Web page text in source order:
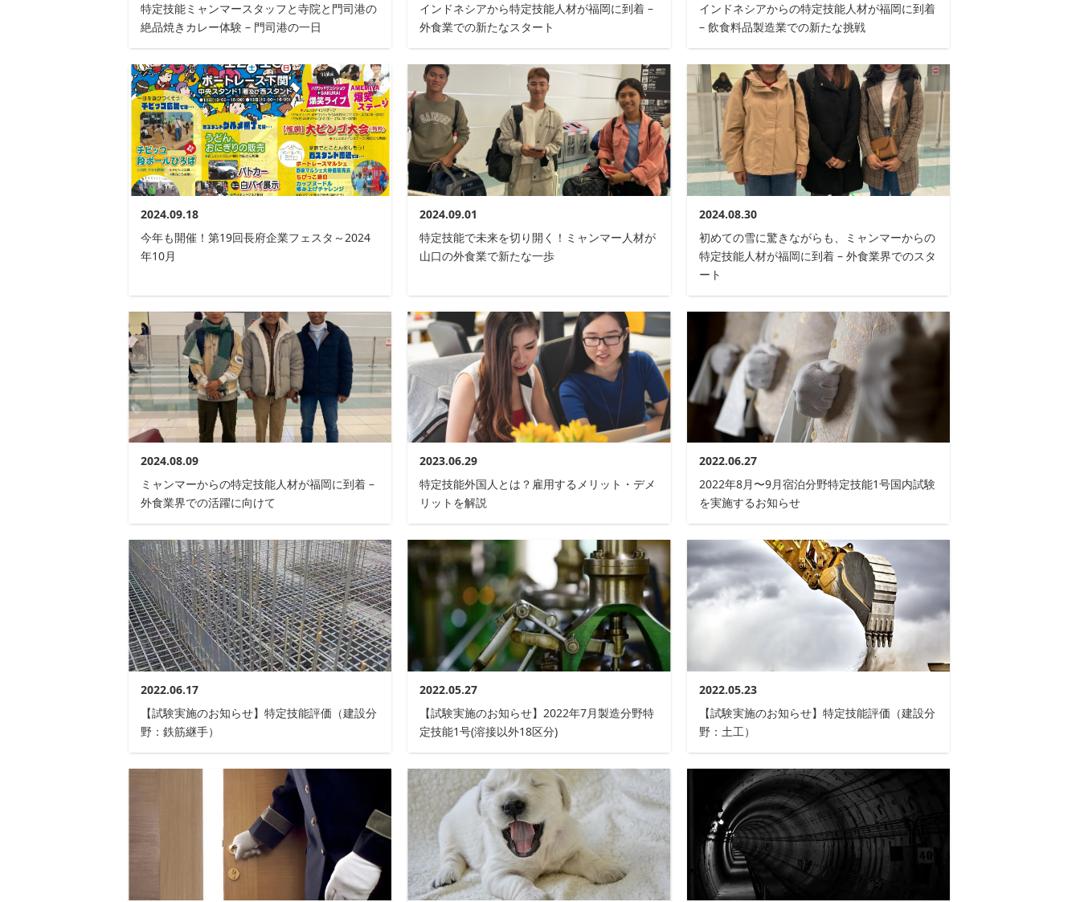
特定技能ミャンマースタッフと寺院と門司港の
絶品焼きカレー体験 – 門司港の一日
インドネシアから特定技能人材が福岡に到着 –
外食業での新たなスタート
インドネシアからの特定技能人材が福岡に到着
– 飲食料品製造業での新たな挑戦
2024.09.18
今年も開催！第19回長府企業フェスタ～2024
年10月
2024.09.01
特定技能で未来を切り開く！ミャンマー人材が
山口の外食業で新たな一歩
2024.08.30
初めての雪に驚きながらも、ミャンマーからの
特定技能人材が福岡に到着 – 外食業界でのスタ
ート
2024.08.09
ミャンマーからの特定技能人材が福岡に到着 –
外食業界での活躍に向けて
2023.06.29
特定技能外国人とは？雇用するメリット・デメ
リットを解説
2022.06.27
2022年8月〜9月宿泊分野特定技能1号国内試験
を実施するお知らせ
2022.06.17
【試験実施のお知らせ】特定技能評価（建設分
野：鉄筋継手）
2022.05.27
【試験実施のお知らせ】2022年7月製造分野特
定技能1号(溶接以外18区分)
2022.05.23
【試験実施のお知らせ】特定技能評価（建設分
野：土工）